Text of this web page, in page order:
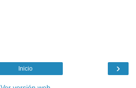
›
Inicio